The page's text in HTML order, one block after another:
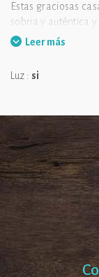
Estas graciosas
sobria y auténtica
cuidadosamente
Leer más
Luz : si